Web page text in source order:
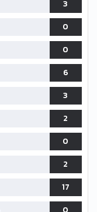
3
0
0
6
3
2
0
2
17